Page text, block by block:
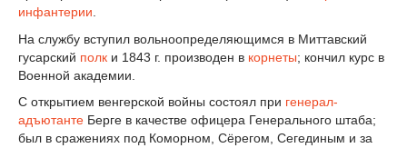
инфантерии
На службу вступил вольноопределяющимся в Миттавский
гусарский полк и 1843 г. производен в корнеты; кончил курс в
Военной академии.
С открытием венгерской войны состоял при генерал-
адъютанте Берге в качестве офицера Генерального штаба;
был в сражениях под Коморном, Сёрегом, Сегединым и за